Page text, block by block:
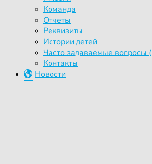
Команда
Отчеты
Реквизиты
Истории детей
Часто задаваемые вопросы
Контакты
Новости